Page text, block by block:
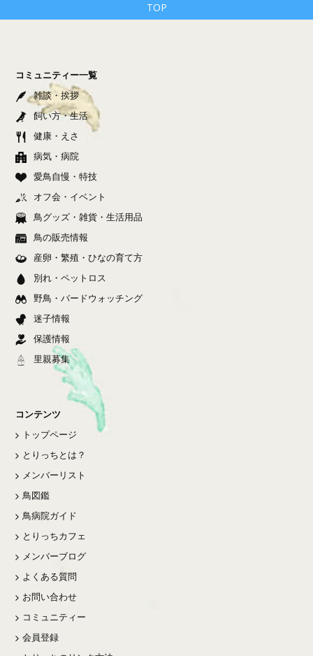
TOP
コミュニティー一覧
雑談・挨拶
飼い方・生活
健康・えさ
病気・病院
愛鳥自慢・特技
オフ会・イベント
鳥グッズ・雑貨・生活用品
鳥の販売情報
産卵・繁殖・ひなの育て方
別れ・ペットロス
野鳥・バードウォッチング
迷子情報
保護情報
里親募集
コンテンツ
トップページ
とりっちとは？
メンバーリスト
鳥図鑑
鳥病院ガイド
とりっちカフェ
メンバーブログ
よくある質問
お問い合わせ
コミュニティー
会員登録